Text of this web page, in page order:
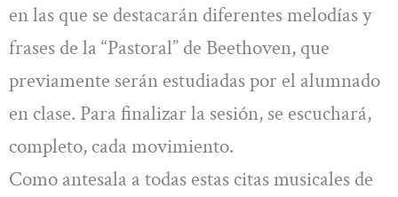
en las que se destacarán diferentes melodías y
frases de la “Pastoral” de Beethoven, que
previamente serán estudiadas por el alumnado
en clase. Para finalizar la sesión, se escuchará,
completo, cada movimiento.
Como antesala a todas estas citas musicales de